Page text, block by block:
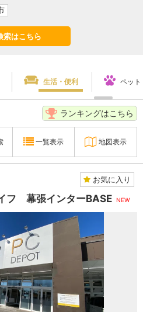
索はこちら
生活・便利 ペット
ランキングはこちら
一覧表示 地図表示
お気に入り
フ 幕張インターBASE NEW